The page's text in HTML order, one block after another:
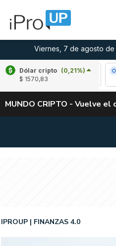
Viernes, 7 de agosto de
Dólar cripto (0,21%)
$ 1570,83
Ripple
(-1,57%)
u$s 1,04
u$s
MUNDO CRIPTO - Vuelve
IPROUP FINANZAS 4.0